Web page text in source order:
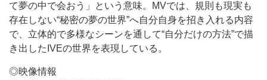
て夢の中で会おう」という意味。MVでは、規則も現実も
存在しない“秘密の夢の世界”へ自分自身を招き入れる内容
で、立体的で多様なシーンを通して“自分だけの方法”で描
き出したIVEの世界を表現している。
◎映像情報